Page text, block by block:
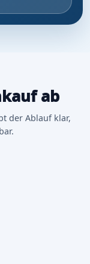
ab
der Ablauf klar,